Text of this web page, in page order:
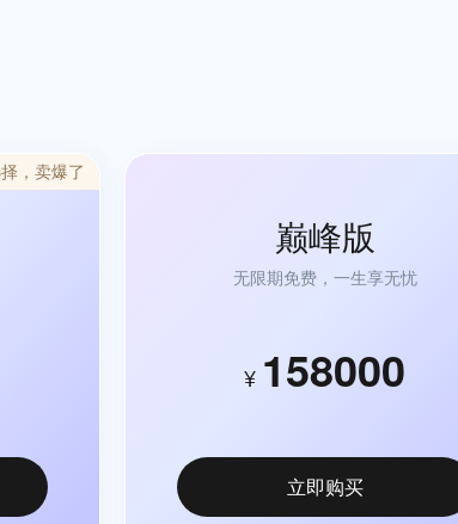
，卖爆了
巅峰版
无限期免费，一生享无忧
¥ 158000
立即购买